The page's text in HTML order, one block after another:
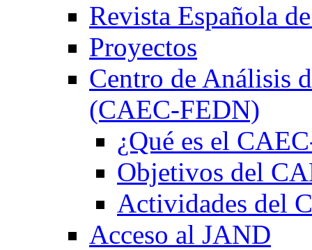
Revista Española
Proyectos
Centro de Análisis
(CAEC-FEDN)
¿Qué es el
Objetivos del
Actividades del
Acceso al JAND